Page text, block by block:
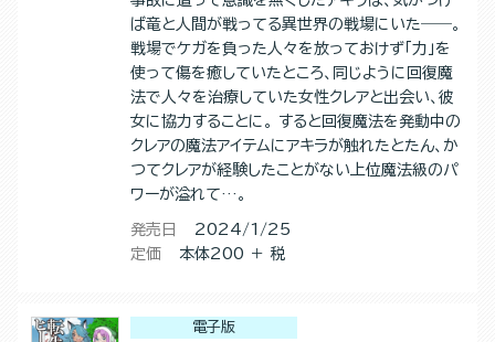
ば竜と人間が戦ってる異世界の戦場にいた――。
戦場でケガを負った人々を放っておけず「力」を
使って傷を癒していたところ、同じように回復魔
法で人々を治療していた女性クレアと出会い、彼
女に協力することに。 すると回復魔法を発動中の
クレアの魔法アイテムにアキラが触れたとたん、か
つてクレアが経験したことがない上位魔法級のパ
ワーが溢れて…。
発売日
2024/1/25
定価
本体200 ＋ 税
電子版